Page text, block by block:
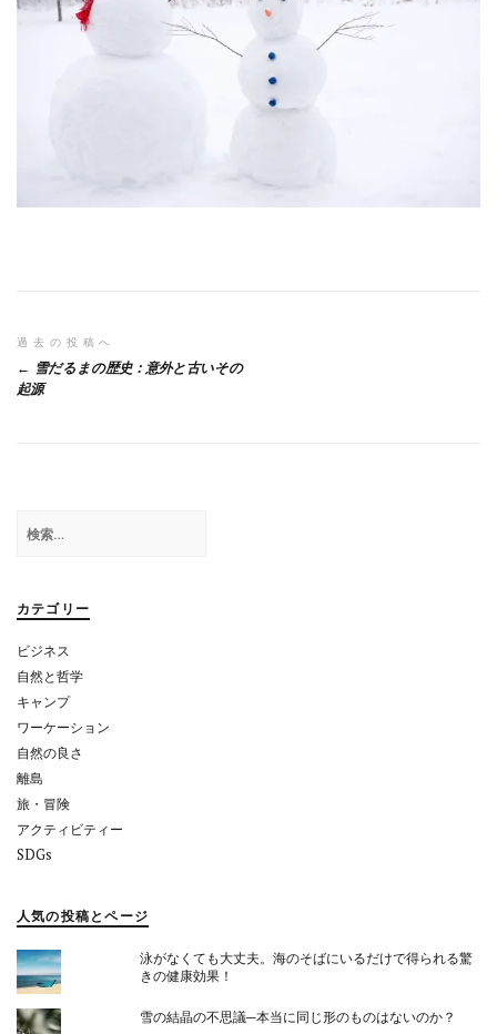
投
稿
ー
ョ
ン
過去の投稿へ
雪だるまの歴史：意外と古いその
起源
索:
カテゴリー
ビジネス
自然と哲学
キャンプ
ワーケーション
自然の良さ
離島
旅・冒険
アクティビティー
SDGs
人気の投稿とページ
泳がなくても大丈夫。海のそばにいるだけで得られる驚
きの健康効果！
雪の結晶の不思議─本当に同じ形のものはないのか？